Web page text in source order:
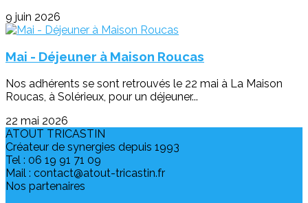
9 juin 2026
Mai - Déjeuner à Maison Roucas
Nos adhérents se sont retrouvés le 22 mai à La Maison
Roucas, à Solérieux, pour un déjeuner...
22 mai 2026
ATOUT TRICASTIN
Créateur de synergies depuis 1993
Tel : 06 19 91 71 09
Mail : contact@atout-tricastin.fr
Nos partenaires